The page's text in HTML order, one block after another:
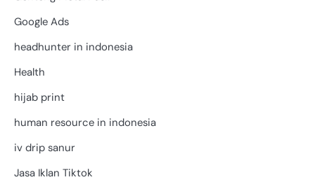
Google Ads
headhunter in indonesia
Health
hijab print
human resource in indonesia
iv drip sanur
Jasa Iklan Tiktok